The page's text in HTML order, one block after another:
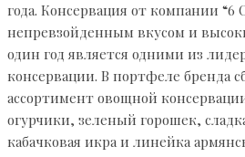
года. Консервация от компании “6
непревзойденным вкусом и
один год является одними из
консервации. В портфеле бренда
ассортимент овощной
огурчики, зеленый горошек,
кабачковая икра и линейка